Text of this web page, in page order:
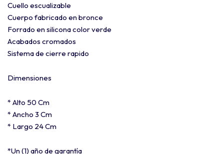
Cuello escualizable
Cuerpo fabricado en bronce
Forrado en silicona color verde
Acabados cromados
Sistema de cierre rapido
Dimensiones
* Alto 50 Cm
* Ancho 3 Cm
* Largo 24 Cm
*Un (1) año de garantía